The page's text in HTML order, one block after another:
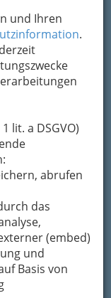
und Ihren
.
lit. a DSGVO)
abrufen
das
(embed)
und
Basis von